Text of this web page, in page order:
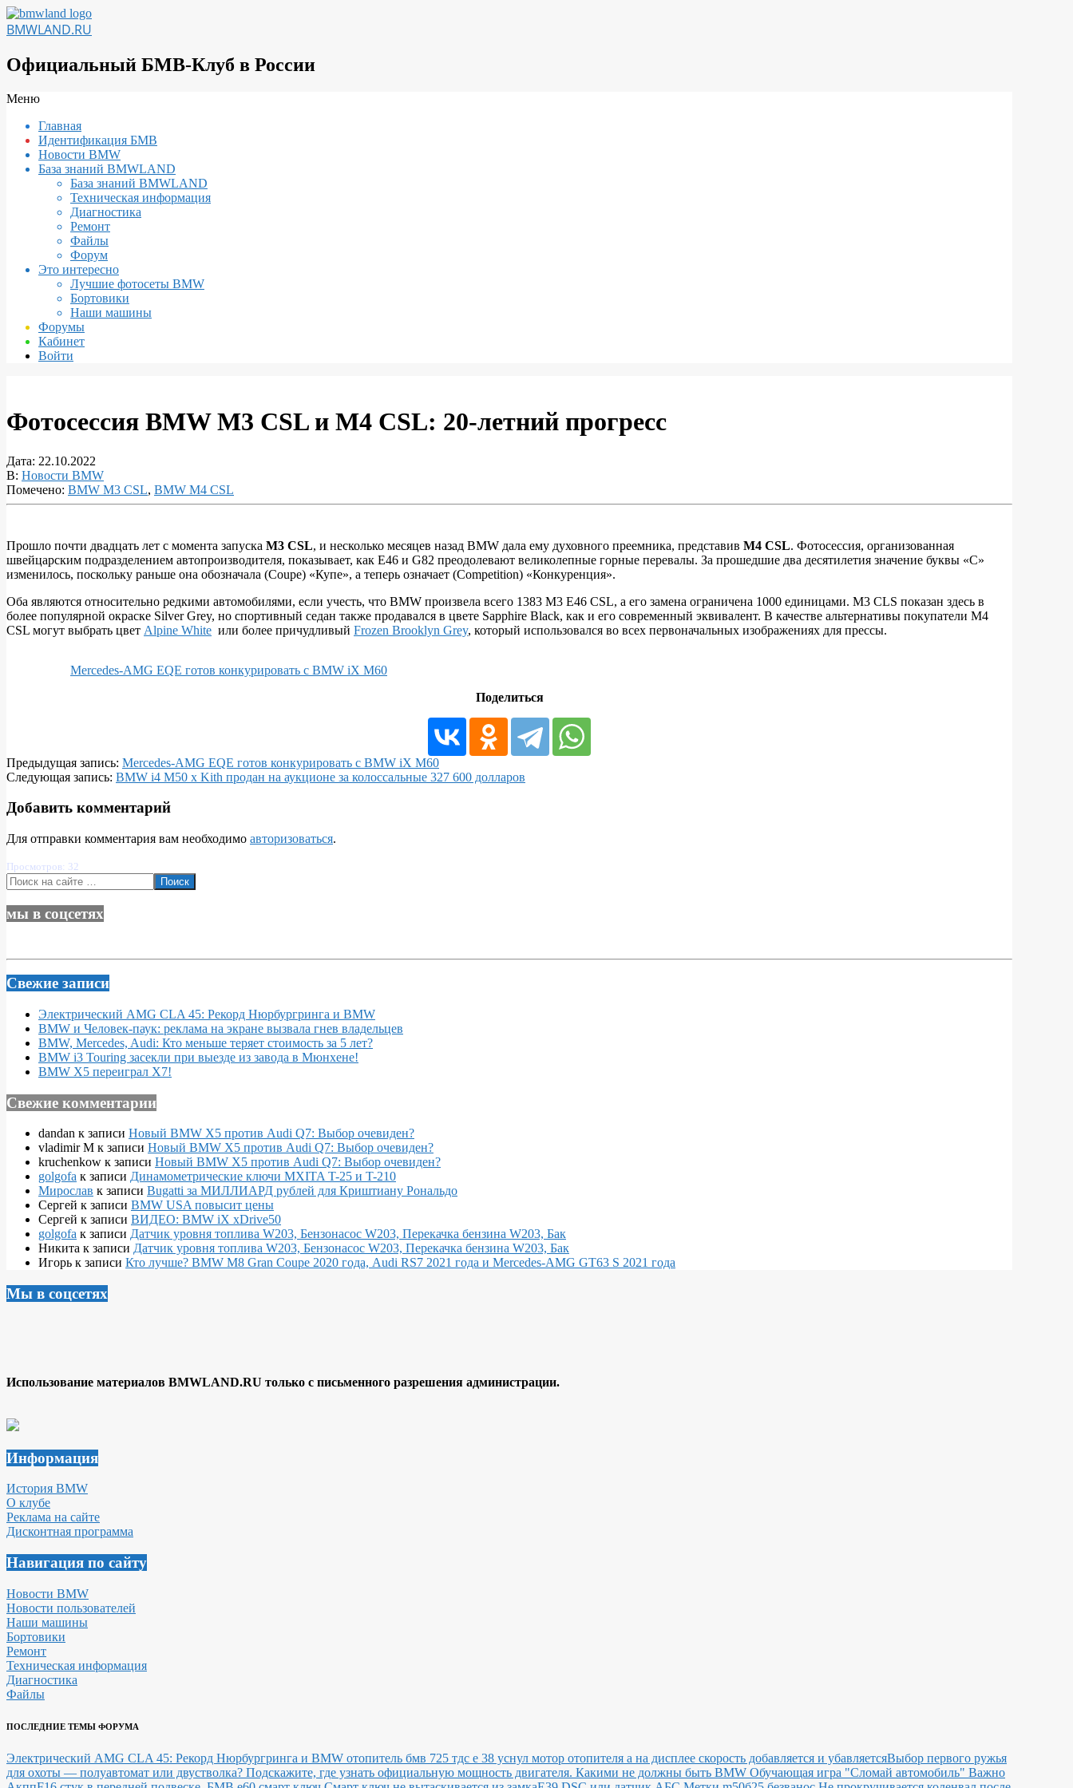
Перейти
к
BMWLAND.RU
Официальный БМВ-Клуб в России
Вторичное
навигации
Меню
Главная
Идентификация БМВ
Новости BMW
База знаний BMWLAND
База знаний BMWLAND
Техническая информация
Диагностика
Ремонт
Файлы
Форум
Это интересно
Лучшие фотосеты BMW
Бортовики
Наши машины
Форумы
Кабинет
Войти
Фотосессия BMW M3 CSL и M4 CSL: 20-летний прогресс
Дата: 22.10.2022
В: Новости BMW
Помечено: BMW M3 CSL, BMW M4 CSL
Фотосессия
BMW
M3
CSL
прогресс
Прошло почти двадцать лет с момента запуска M3 CSL, и несколько месяцев назад BMW дала ему духовного преемника, представив M4 CSL. Фотосессия, организованная
швейцарским подразделением автопроизводителя, показывает, как E46 и G82 преодолевают великолепные горные перевалы. За прошедшие два десятилетия значение буквы «С»
изменилось, поскольку раньше она обозначала (Coupe) «Купе», а теперь означает (Competition) «Конкуренция».
Оба являются относительно редкими автомобилями, если учесть, что BMW произвела всего 1383 M3 E46 CSL, а его замена ограничена 1000 единицами. M3 CLS показан здесь в
более популярной окраске Silver Grey, но спортивный седан также продавался в цвете Sapphire Black, как и его современный эквивалент. В качестве альтернативы покупатели M4
CSL могут выбрать цвет Alpine White или более причудливый Frozen Brooklyn Grey, который использовался во всех первоначальных изображениях для прессы.
Mercedes-AMG EQE готов конкурировать с BMW iX M60
Поделиться
2022-
10-
Предыдущая запись: Mercedes-AMG EQE готов конкурировать с BMW iX M60
Следующая запись: BMW i4 M50 x Kith продан на аукционе за колоссальные 327 600 долларов
Добавить комментарий
Для отправки комментария вам необходимо авторизоваться.
Просмотров: 32
Поиск
мы в соцсетях
Свежие записи
Электрический AMG CLA 45: Рекорд Нюрбургринга и BMW
BMW и Человек-паук: реклама на экране вызвала гнев владельцев
BMW, Mercedes, Audi: Кто меньше теряет стоимость за 5 лет?
BMW i3 Touring засекли при выезде из завода в Мюнхене!
BMW X5 переиграл X7!
Свежие комментарии
dandan к записи Новый BMW X5 против Audi Q7: Выбор очевиден?
vladimir M к записи Новый BMW X5 против Audi Q7: Выбор очевиден?
kruchenkow к записи Новый BMW X5 против Audi Q7: Выбор очевиден?
golgofa к записи Динамометрические ключи MXITA T-25 и T-210
Мирослав к записи Bugatti за МИЛЛИАРД рублей для Криштиану Рональдо
Сергей к записи BMW USA повысит цены
Сергей к записи ВИДЕО: BMW iX xDrive50
golgofa к записи Датчик уровня топлива W203, Бензонасос W203, Перекачка бензина W203, Бак
Никита к записи Датчик уровня топлива W203, Бензонасос W203, Перекачка бензина W203, Бак
Игорь к записи Кто лучше? BMW M8 Gran Coupe 2020 года, Audi RS7 2021 года и Mercedes-AMG GT63 S 2021 года
Мы в соцсетях
Использование материалов BMWLAND.RU только с письменного разрешения администрации.
Информация
История BMW
О клубе
Реклама на сайте
Дисконтная программа
Навигация по сайту
Новости BMW
Новости пользователей
Наши машины
Бортовики
Ремонт
Техническая информация
Диагностика
Файлы
ПОСЛЕДНИЕ ТЕМЫ ФОРУМА
Электрический AMG CLA 45: Рекорд Нюрбургринга и BMW отопитель бмв 725 тдс е 38 уснул мотор отопителя а на дисплее скорость добавляется и убавляетсяВыбор первого ружья
для охоты — полуавтомат или двустволка? Подскажите, где узнать официальную мощность двигателя. Какими не должны быть BMW Обучающая игра "Сломай автомобиль" Важно